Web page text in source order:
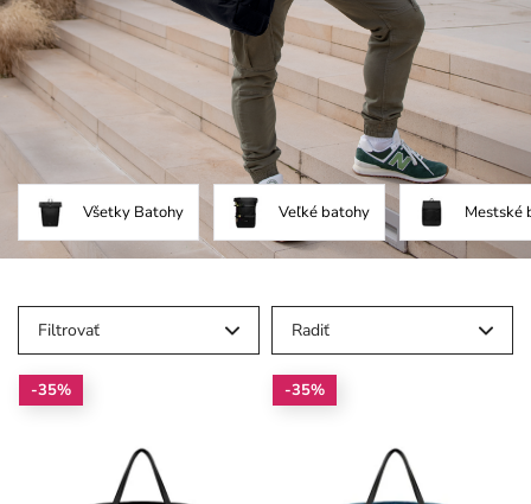
Všetky Batohy Veľké batohy Mestské
Filtrovať Radiť
-35% -35%